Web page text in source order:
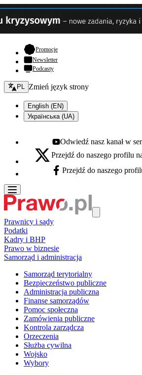
Promocje- otwiera się w nowej karcie
Newsletter
Podcasty
Zmień język - bieżący:
PL Zmień język strony
English (EN)
Українська (UA)
Youtube - otwiera się w nowej karcie
Odwiedź nasz kanał w
X - otwiera się w nowej karcie
Przejdź do naszego profilu
Facebook - otwiera się w nowej karcie
Przejdź do naszego
Prawnicy i sądy
Podatki
Kadry i BHP
Prawo w biznesie
Samorząd i administracja
Samorząd terytorialny
Bezpieczeństwo publiczne
Administracja publiczna
Finanse samorządów
Pomoc społeczna
Zamówienia publiczne
Kontrola zarządcza
Orzeczenia
Służba cywilna
Wojsko
Wybory